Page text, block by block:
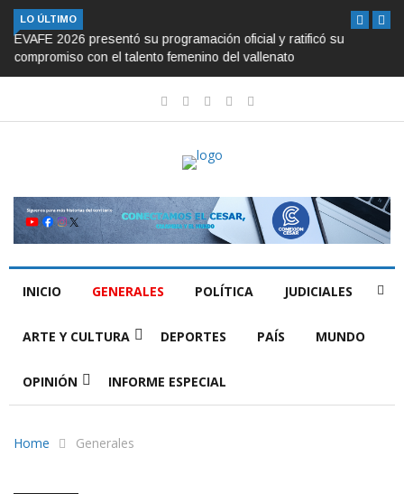
LO ÚLTIMO
EVAFE 2026 presentó su programación oficial y ratificó su
compromiso con el talento femenino del vallenato
INICIO GENERALES POLÍTICA JUDICIALES
ARTE Y CULTURA DEPORTES PAÍS MUNDO
OPINIÓN INFORME ESPECIAL
Home Generales